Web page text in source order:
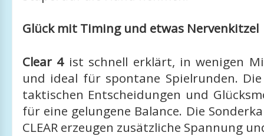
Glück mit Timing und etwas Nervenkitzel
Clear 4 ist schnell erklärt, in wenigen
und ideal für spontane Spielrunden.
taktischen Entscheidungen und
für eine gelungene Balance. Die
CLEAR erzeugen zusätzliche Spannung